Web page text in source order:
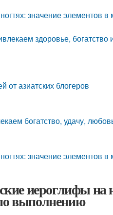
значение элементов в
здоровье, богатство
азиатских блогеров
богатство, удачу,
значение элементов в
иероглифы на
выполнению